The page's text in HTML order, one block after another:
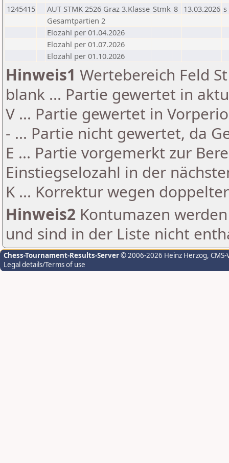
1245415
AUT STMK 2526 Graz 3.Klasse Stmk 8 13.03.2026 s
Gesamtpartien 2
Elozahl per 01.04.2026
Elozahl per 01.07.2026
Elozahl per 01.10.2026
Hinweis1 Wertebereich Feld
blank ... Partie gewertet in
V ... Partie gewertet in
- ... Partie nicht gewertet, da
E ... Partie vorgemerkt zur
Einstiegselozahl in der
K ... Korrektur wegen
Hinweis2 Kontumazen
und sind in der Liste nicht
Chess-Tournament-Results-Server© 2006-2026 Heinz Herzog,
Legal details/Terms of use